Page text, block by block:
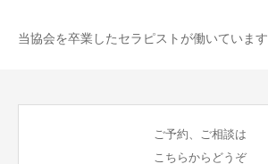
当協会を卒業したセラピストが働いています
ご予約、ご相談は
こちらからどうぞ